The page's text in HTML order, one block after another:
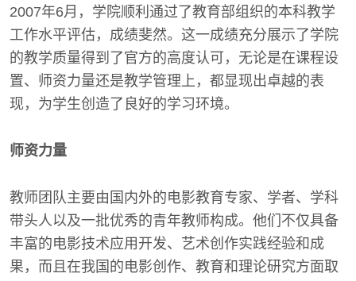
2007年6月，学院顺利通过了教育部组织的本科教学
工作水平评估，成绩斐然。这一成绩充分展示了学院
的教学质量得到了官方的高度认可，无论是在课程设
置、师资力量还是教学管理上，都显现出卓越的表
现，为学生创造了良好的学习环境。
师资力量
教师团队主要由国内外的电影教育专家、学者、学科
带头人以及一批优秀的青年教师构成。他们不仅具备
丰富的电影技术应用开发、艺术创作实践经验和成
果，而且在我国的电影创作、教育和理论研究方面取